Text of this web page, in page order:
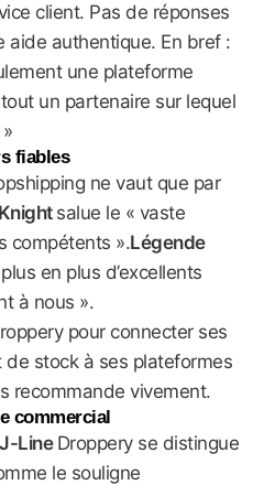
client. Pas de réponses
aide authentique. En bref :
une plateforme
un partenaire sur lequel
fiables
ne vaut que par
salue le « vaste
compétents ».Légende
en plus d’excellents
à nous ».
pour connecter ses
de stock à ses plateformes
recommande vivement.
commercial
Line Droppery se distingue
le souligne